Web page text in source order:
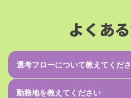
よくあ
選考フローについて教えてくだ
勤務地を教えてください